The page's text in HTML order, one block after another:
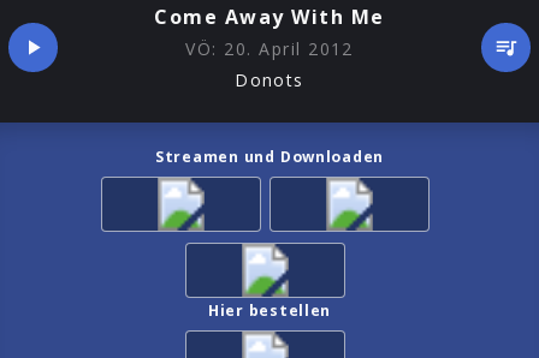
Come Away With Me
VÖ: 20. April 2012
Donots
Streamen und Downloaden
Hier bestellen